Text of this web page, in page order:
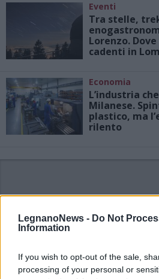
LegnanoNews - Do Not
Information
If you wish to opt-out of the sale,
processing of your personal or
Eventi
Tra stelle,
Lorenzo.
cadenti in
Economia
L’industria
Milanese.
plastico, ma
rilento